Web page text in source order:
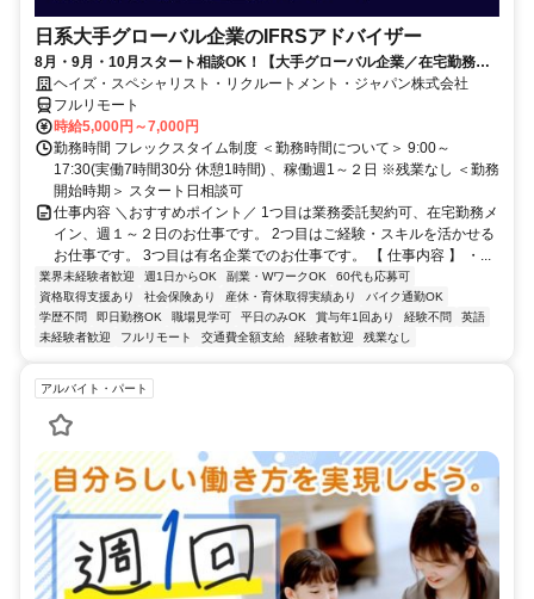
日系大手グローバル企業のIFRSアドバイザー
8月・9月・10月スタート相談OK！【大手グローバル企業／在宅勤務メ
イン／週1～2日勤務】IFRSアドバイザー
ヘイズ・スペシャリスト・リクルートメント・ジャパン株式会社
フルリモート
時給5,000円～7,000円
勤務時間 フレックスタイム制度 ＜勤務時間について＞ 9:00～
17:30(実働7時間30分 休憩1時間) 、稼働週1～２日 ※残業なし ＜勤務
開始時期＞ スタート日相談可
仕事内容 ＼おすすめポイント／ 1つ目は業務委託契約可、在宅勤務メ
イン、週１～２日のお仕事です。 2つ目はご経験・スキルを活かせる
お仕事です。 3つ目は有名企業でのお仕事です。 【 仕事内容 】 ・...
業界未経験者歓迎 週1日からOK 副業・WワークOK
60代も応募可
資格取得支援あり
社会保険あり 産休・育休取得実績あり
バイク通勤OK
学歴不問
即日勤務OK 職場見学可 平日のみOK 賞与年1回あり 経験不問
英語
未経験者歓迎
フルリモート 交通費全額支給 経験者歓迎 残業なし
アルバイト・パート